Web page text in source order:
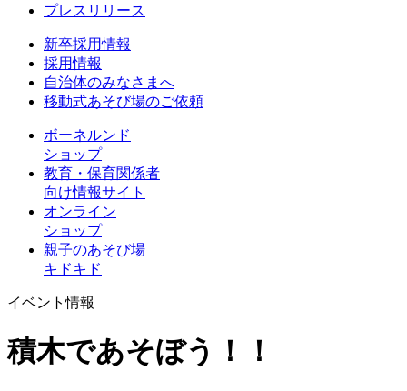
プレスリリース
新卒採用情報
採用情報
自治体のみなさまへ
移動式あそび場のご依頼
ボーネルンド
ショップ
教育・保育関係者
向け情報サイト
オンライン
ショップ
親子のあそび場
キドキド
イベント情報
積木であそぼう！！